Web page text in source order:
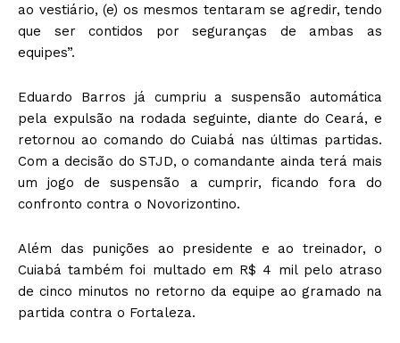
ao vestiário, (e) os mesmos tentaram se agredir, tendo
que ser contidos por seguranças de ambas as
equipes”.
Eduardo Barros já cumpriu a suspensão automática
pela expulsão na rodada seguinte, diante do Ceará, e
retornou ao comando do Cuiabá nas últimas partidas.
Com a decisão do STJD, o comandante ainda terá mais
um jogo de suspensão a cumprir, ficando fora do
confronto contra o Novorizontino.
Além das punições ao presidente e ao treinador, o
Cuiabá também foi multado em R$ 4 mil pelo atraso
de cinco minutos no retorno da equipe ao gramado na
partida contra o Fortaleza.